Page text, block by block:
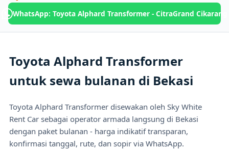
WhatsApp: Toyota Alphard Transformer - CitraGrand Cikarang
Toyota Alphard Transformer
untuk sewa bulanan di Bekasi
Toyota Alphard Transformer disewakan oleh Sky White
Rent Car sebagai operator armada langsung di Bekasi
dengan paket bulanan - harga indikatif transparan,
konfirmasi tanggal, rute, dan sopir via WhatsApp.